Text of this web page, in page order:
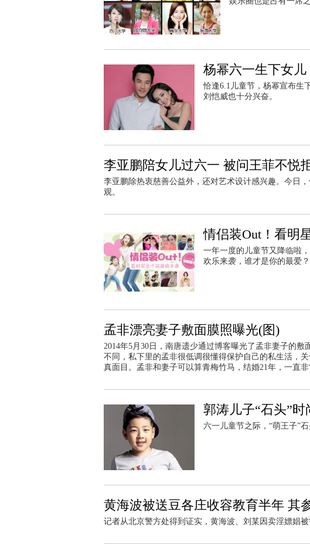
杨幂六一生下女
恰逢6.1儿童节，杨幂宣布生
刘恺威也十分兴奋。
李亚鹏陪女儿过六一 被问王菲不悦
李亚鹏除热衷慈善公益外，还对艺术设计感兴趣。今日
观。
情侣装Out！看明
一年一度的儿童节又降临啦
欢乐来袭，谁才是你的最爱？
孟非漂亮妻子敷面膜照曝光(图)
2014年5月30日，南唐遗少通过博客曝光了孟非妻子的
不同，私下里的孟非很低调很懂得保护自己的私生活，
真面目。孟非和妻子可以算青梅竹马，结婚21年，一直非
郭涛儿子“石头”时
六一儿童节之际，“萌王子”
黄海波被送豆各庄收容教育半年 其
记者从北京警方处得到证实，黄海波、刘某因卖淫嫖娼